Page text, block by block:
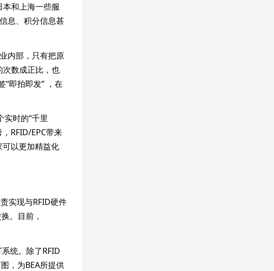
和上海一些服
息、积分信息甚
内部，只有把原
次数成正比，也
“即拍即发” ，在
时的“千里
RFID/EPC带来
可以更加精益化
实现与RFID硬件
。目前，
统。除了RFID
，为BEA所提供